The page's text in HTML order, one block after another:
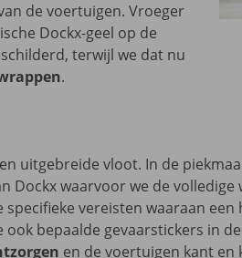
de voertuigen. Vroeger
Dockx-geel op de
terwijl we dat nu
.
uitgebreide vloot. In de
Dockx waarvoor we de
specifieke vereisten waaraan
ook bepaalde gevaarstickers in
en de voertuigen kant